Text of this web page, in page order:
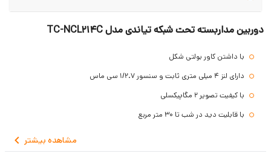
دوربین مداربسته تحت شبکه تیاندی مدل TC-NCL214C
با داشتن کاور بولتی شکل
دارای لنز 4 میلی متری ثابت و سنسور 1/2.7 سی ماس
با کیفیت تصویر 2 مگاپیکسلی
با قابلیت دید در شب تا 30 متر مربع
پشتیبانی از کابل POE
مشاهده بیشتر